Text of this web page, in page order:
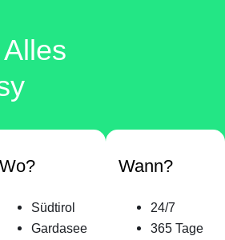
Wo?
Südtirol
Gardasee
Wann?
24/7
365 Tage